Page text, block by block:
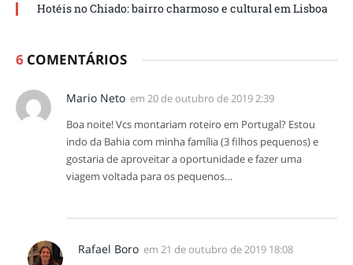
Hotéis no Chiado: bairro charmoso e cultural em Lisboa
6 COMENTÁRIOS
Mario Neto em 20 de outubro de 2019 2:39
Boa noite! Vcs montariam roteiro em Portugal? Estou
indo da Bahia com minha família (3 filhos pequenos) e
gostaria de aproveitar a oportunidade e fazer uma
viagem voltada para os pequenos…
Rafael Boro em 21 de outubro de 2019 18:08